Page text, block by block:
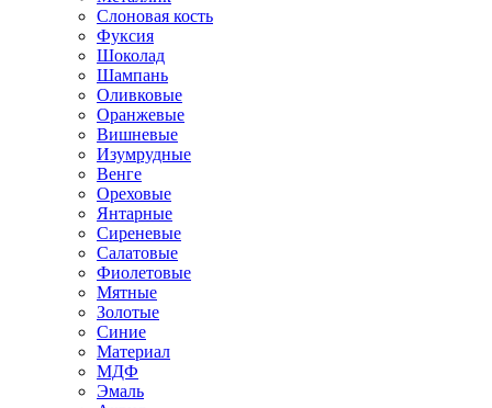
Слоновая кость
Фуксия
Шоколад
Шампань
Оливковые
Оранжевые
Вишневые
Изумрудные
Венге
Ореховые
Янтарные
Сиреневые
Салатовые
Фиолетовые
Мятные
Золотые
Синие
Материал
МДФ
Эмаль